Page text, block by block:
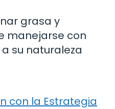
grasa y
manejarse con
su naturaleza
con la Estrategia